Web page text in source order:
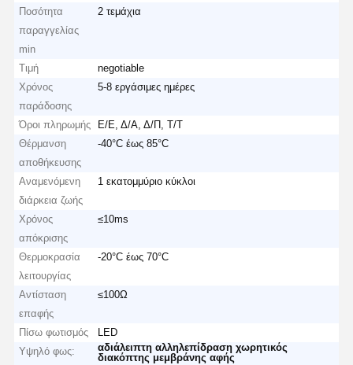
Ποσότητα
παραγγελίας
min
2 τεμάχια
Τιμή
negotiable
Χρόνος
παράδοσης
5-8 εργάσιμες ημέρες
Όροι πληρωμής
Ε/Ε, Δ/Α, Δ/Π, Τ/Τ
Θέρμανση
αποθήκευσης
-40°C έως 85°C
Αναμενόμενη
διάρκεια ζωής
1 εκατομμύριο κύκλοι
Χρόνος
απόκρισης
≤10ms
Θερμοκρασία
λειτουργίας
-20°C έως 70°C
Αντίσταση
επαφής
≤100Ω
Πίσω φωτισμός
LED
Υψηλό φως:
αδιάλειπτη αλληλεπίδραση χωρητικός
διακόπτης μεμβράνης αφής